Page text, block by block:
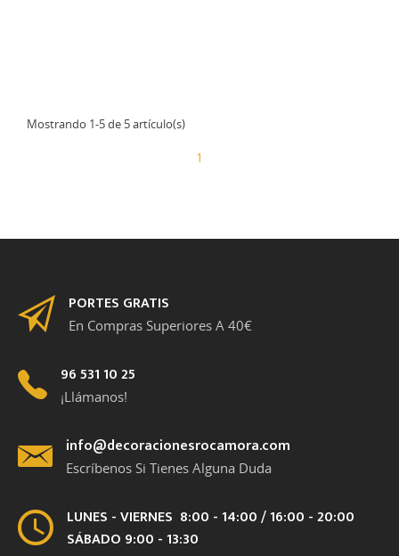
Mostrando 1-5 de 5 artículo(s)
1
PORTES GRATIS
En Compras Superiores A 40€
96 531 10 25
¡Llámanos!
info@decoracionesrocamora.com
Escríbenos Si Tienes Alguna Duda
LUNES - VIERNES 8:00 - 14:00 / 16:00 - 20:00
SÁBADO 9:00 - 13:30